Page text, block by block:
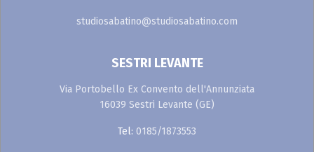
studiosabatino@studiosabatino.com
SESTRI LEVANTE
Via Portobello Ex Convento dell'Annunziata
16039 Sestri Levante (GE)
Tel: 0185/1873553